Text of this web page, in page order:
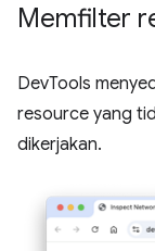
Memfilter
DevTools
resource yang
dikerjakan.